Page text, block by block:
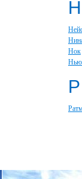
Н
Нок
Р